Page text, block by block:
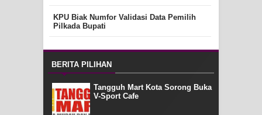
KPU Biak Numfor Validasi Data Pemilih
Pilkada Bupati
BERITA PILIHAN
Tangguh Mart Kota Sorong Buka
V-Sport Cafe